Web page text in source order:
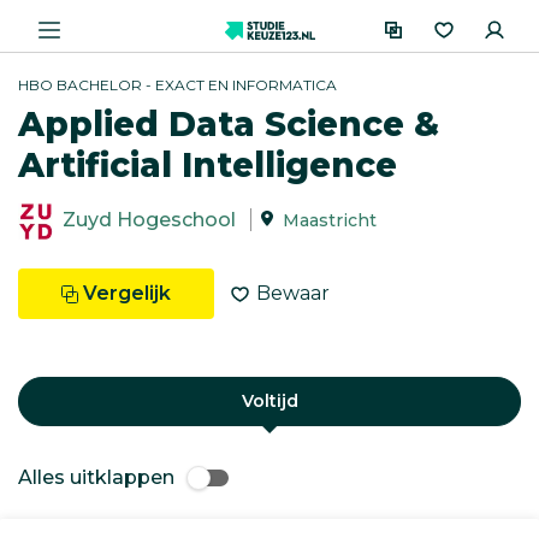
HBO BACHELOR - EXACT EN INFORMATICA
Applied Data Science &
Artificial Intelligence
Zuyd Hogeschool Maastricht
Vergelijk Bewaar
Voltijd
Alles uitklappen